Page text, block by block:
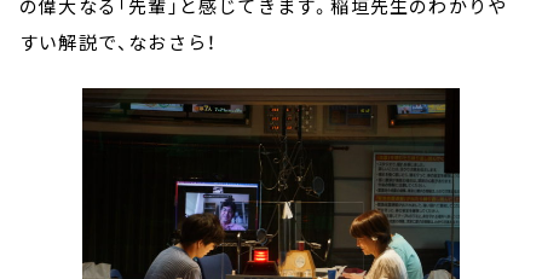
の偉大なる「先輩」 と感じてきます。稲垣先生のわかりや
すい解説で、なおさら！